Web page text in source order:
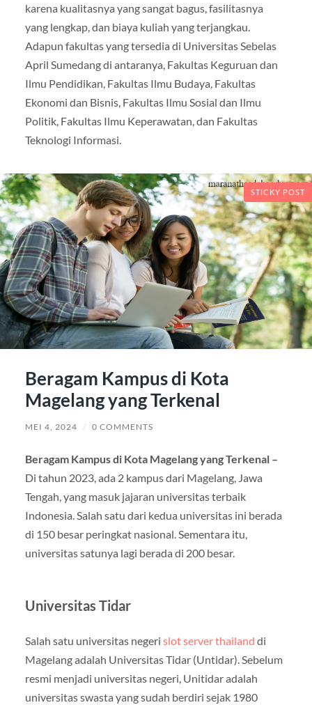
karena kualitasnya yang sangat bagus, fasilitasnya
yang lengkap, dan biaya kuliah yang terjangkau.
Adapun fakultas yang tersedia di Universitas Sebelas
April Sumedang di antaranya, Fakultas Keguruan dan
Ilmu Pendidikan, Fakultas Ilmu Budaya, Fakultas
Ekonomi dan Bisnis, Fakultas Ilmu Sosial dan Ilmu
Politik, Fakultas Ilmu Keperawatan, dan Fakultas
Teknologi Informasi.
STICKY POST
Beragam Kampus di Kota
Magelang yang Terkenal
MEI 4, 2024 / 0 COMMENTS
Beragam Kampus di Kota Magelang yang Terkenal –
Di tahun 2023, ada 2 kampus dari Magelang, Jawa
Tengah, yang masuk jajaran universitas terbaik
Indonesia. Salah satu dari kedua universitas ini berada
di 150 besar peringkat nasional. Sementara itu,
universitas satunya lagi berada di 200 besar.
Universitas Tidar
Salah satu universitas negeri slot server thailand di
Magelang adalah Universitas Tidar (Untidar). Sebelum
resmi menjadi universitas negeri, Unitidar adalah
universitas swasta yang sudah berdiri sejak 1980